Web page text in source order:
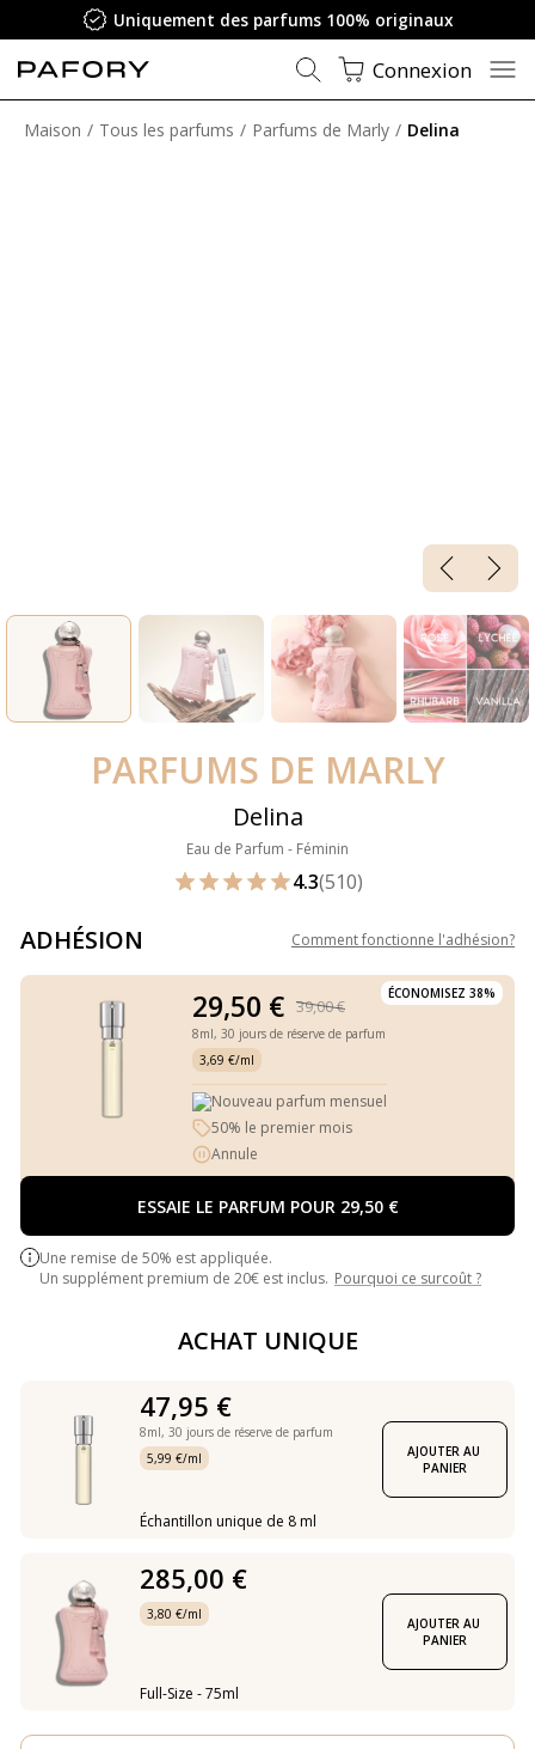
Uniquement des parfums 100% originaux
Connexion
Maison Tous les parfums Parfums de Marly Delina
PARFUMS DE MARLY
Delina
Eau de Parfum - Féminin
4.3(510)
ADHÉSION Comment fonctionne l'adhésion?
ÉCONOMISEZ 38%
29,50 € 39,00 €
8ml, 30 jours de réserve de parfum
3,69 €/ml
Nouveau parfum mensuel
50% le premier mois
Annule
ESSAIE LE PARFUM POUR 29,50 €
Une remise de 50% est appliquée.
Un supplément premium de 20€ est inclus. Pourquoi ce surcoût ?
ACHAT UNIQUE
47,95 €
8ml, 30 jours de réserve de parfum
5,99 €/ml
Échantillon unique de 8 ml
AJOUTER AU
PANIER
285,00 €
3,80 €/ml
Full-Size - 75ml
AJOUTER AU
PANIER